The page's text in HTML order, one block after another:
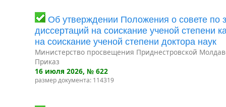
Об утверждении Положения о совете по
диссертаций на соискание ученой степени
на соискание ученой степени доктора наук
Министерство просвещения Приднестровской
Приказ
16 июля 2026, № 622
размер документа: 114319